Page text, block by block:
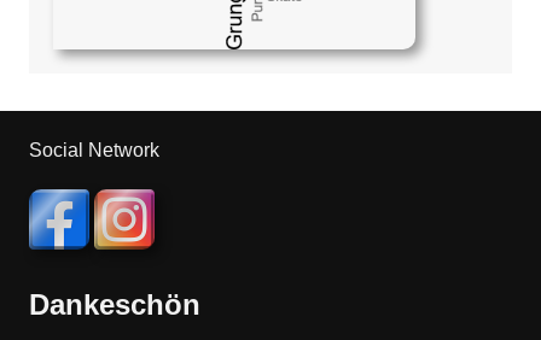
Social Network
Dankeschön